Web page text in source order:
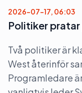
2026-07-17, 06:03
Politiker pratar
Två politiker är
West återinför
Programledare